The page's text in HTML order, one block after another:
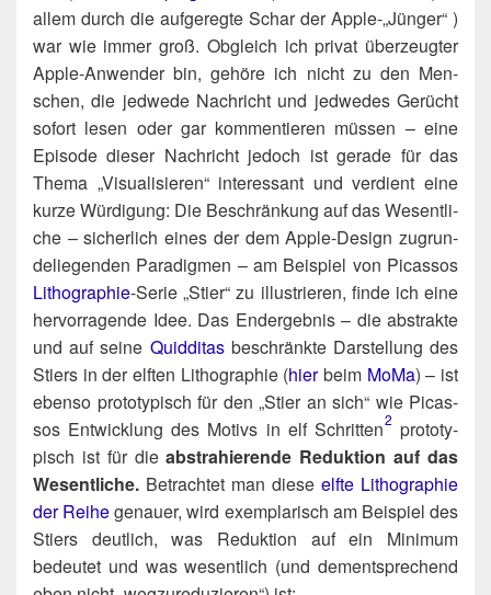
allem durch die auf­ge­reg­te Schar der Apple-„Jünger“ )
war wie immer groß. Obgleich ich pri­vat über­zeug­ter
Apple-Anwen­der bin, gehö­re ich nicht zu den Men­
schen, die jed­we­de Nach­richt und jed­we­des Gerücht
sofort lesen oder gar kom­men­tie­ren müs­sen – eine
Epi­so­de die­ser Nach­richt jedoch ist gera­de für das
The­ma „Visua­li­sie­ren“ inter­es­sant und ver­dient eine
kur­ze Wür­di­gung: Die Beschrän­kung auf das Wesent­li­
che – sicher­lich eines der dem Apple-Design zugrun­
de­lie­gen­den Para­dig­men – am Bei­spiel von Picas­sos
Litho­gra­phie-Serie „Stier“ zu illus­trie­ren, fin­de ich eine
her­vor­ra­gen­de Idee. Das End­ergeb­nis – die abs­trak­te
und auf sei­ne Quid­di­tasbeschränk­te Dar­stel­lung des
Stiers in der elf­ten Litho­gra­phie (hierbeim MoMa) – ist
eben­so pro­to­ty­pisch für den „Stier an sich“ wie Picas­
sos Ent­wick­lung des Motivs in elf Schritten​2 pro­to­ty­
pisch ist für dieabs­tra­hie­ren­de Reduk­ti­on auf das
Wesent­li­che. Betrach­tet man die­se elf­te Litho­gra­phie
der Rei­hegenau­er, wird exem­pla­risch am Bei­spiel des
Stiers deut­lich, was Reduk­ti­on auf ein Mini­mum
bedeu­tet und was wesent­lich (und dem­entspre­chend